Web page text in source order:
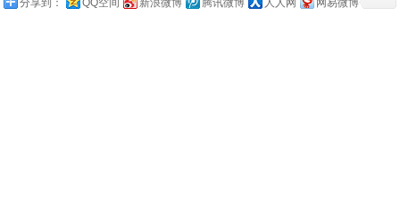
分享到： QQ空间 新浪微博 腾讯微博 人人网 网易微博